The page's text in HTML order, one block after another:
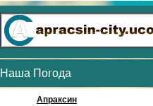
Наша Погода
Апраксин